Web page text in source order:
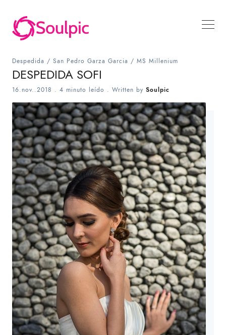
Despedida / San Pedro Garza Garcia / MS Millenium
DESPEDIDA SOFI
16.nov..2018 . 4 minuto leído . Written by Soulpic